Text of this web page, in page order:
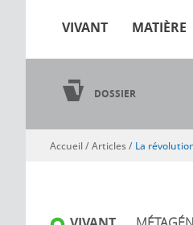
VIVANT MATIÈRE
DOSSIER
Vous êtes ici
Accueil/Articles/ La